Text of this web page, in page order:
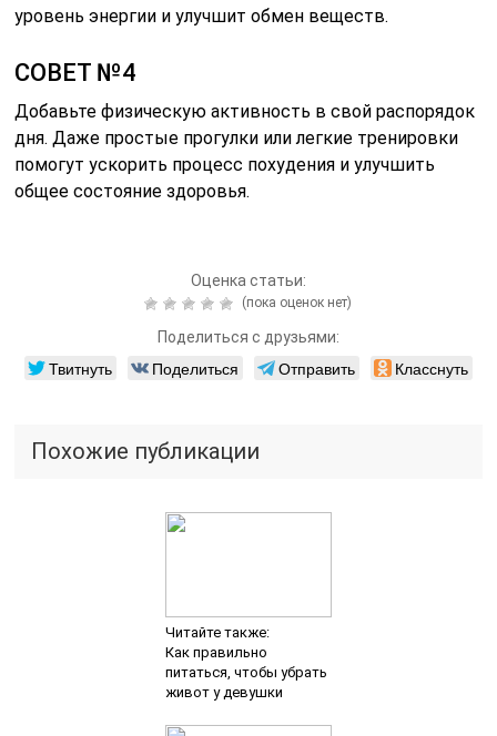
уровень энергии и улучшит обмен веществ.
СОВЕТ №4
Добавьте физическую активность в свой распорядок
дня. Даже простые прогулки или легкие тренировки
помогут ускорить процесс похудения и улучшить
общее состояние здоровья.
Оценка статьи:
(пока оценок нет)
Поделиться с друзьями:
Твитнуть Поделиться Отправить Класснуть
Похожие публикации
Читайте также:
Как правильно
питаться, чтобы убрать
живот у девушки